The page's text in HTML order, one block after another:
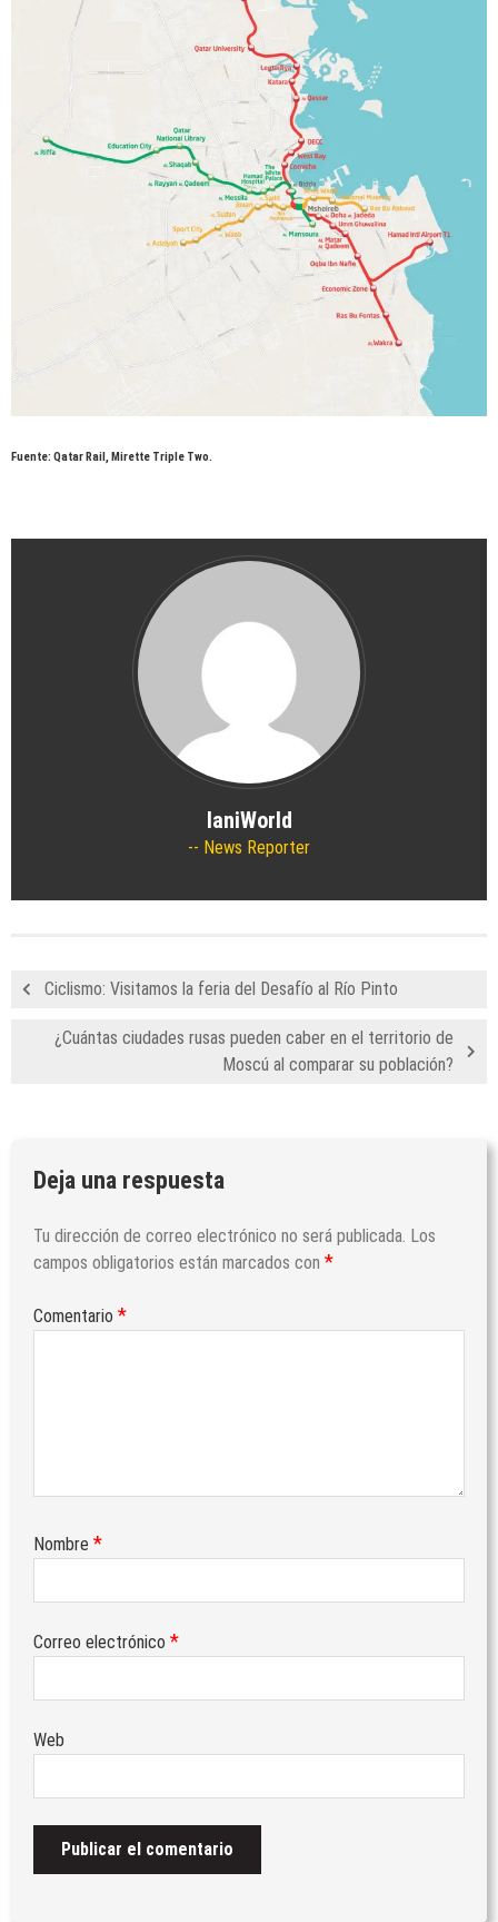
Fuente: Qatar Rail, Mirette Triple Two.
IaniWorld
News Reporter
Ciclismo: Visitamos la feria del Desafío al Río Pinto
¿Cuántas ciudades rusas pueden caber en el territorio de
Moscú al comparar su población?
Deja una respuesta
Tu dirección de correo electrónico no será publicada. Los
campos obligatorios están marcados con *
Comentario *
Nombre *
Correo electrónico *
Web